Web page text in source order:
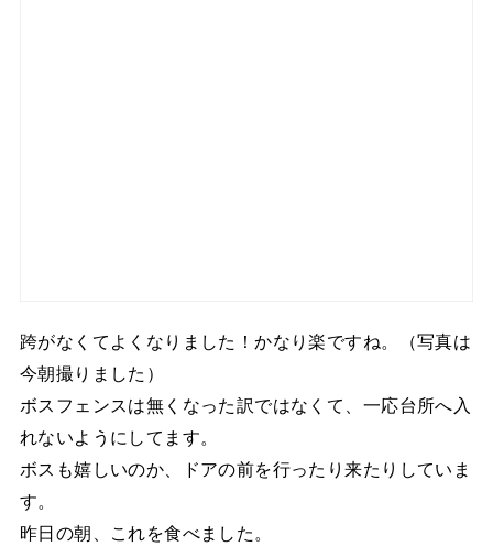
跨がなくてよくなりました！かなり楽ですね。（写真は
今朝撮りました）
ボスフェンスは無くなった訳ではなくて、一応台所へ入
れないようにしてます。
ボスも嬉しいのか、ドアの前を行ったり来たりしていま
す。
昨日の朝、これを食べました。